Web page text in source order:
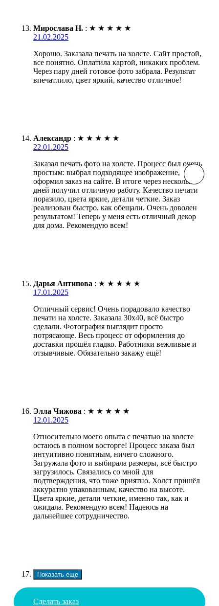
Мирослава Н. : ★ ★ ★ ★ ★
21.02.2025
Хорошо. Заказала печать на холсте. Сайт простой,
все понятно. Оплатила картой, никаких проблем.
Через пару дней готовое фото забрала. Результат
впечатлило, цвет яркий, качество отличное!
Александр : ★ ★ ★ ★ ★
22.01.2025
Заказал печать фото на холсте. Процесс был очень
простым: выбрал подходящее изображение,
оформил заказ на сайте. В итоге через несколько
дней получил отличную работу. Качество печати
поразило, цвета яркие, детали четкие. Заказ
реализован быстро, как обещали. Очень доволен
результатом! Теперь у меня есть отличный декор
для дома. Рекомендую всем!
Дарья Антипова : ★ ★ ★ ★ ★
17.01.2025
Отличный сервис! Очень порадовало качество
печати на холсте. Заказала 30х40, всё быстро
сделали. Фотография выглядит просто
потрясающе. Весь процесс от оформления до
доставки прошёл гладко. Работники вежливые и
отзывчивые. Обязательно закажу ещё!
Элла Чижова : ★ ★ ★ ★ ★
12.01.2025
Относительно моего опыта с печатью на холсте
остаюсь в полном восторге! Процесс заказа был
интуитивно понятным, ничего сложного.
Загружала фото и выбирала размеры, всё быстро
загрузилось. Связались со мной для
подтверждения, что тоже приятно. Холст пришёл
аккуратно упакованным, качество на высоте.
Цвета яркие, детали четкие, именно так, как и
ожидала. Рекомендую всем! Надеюсь на
дальнейшее сотрудничество.
Показать еще
Сделать заказ